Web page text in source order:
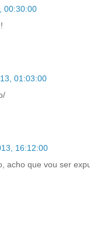
00:30:00
01:03:00
16:12:00
acho que vou ser